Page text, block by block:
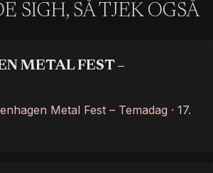
SIGH, SÅ TJEK OGSÅ
METAL FEST –
Metal Fest – Temadag · 17.